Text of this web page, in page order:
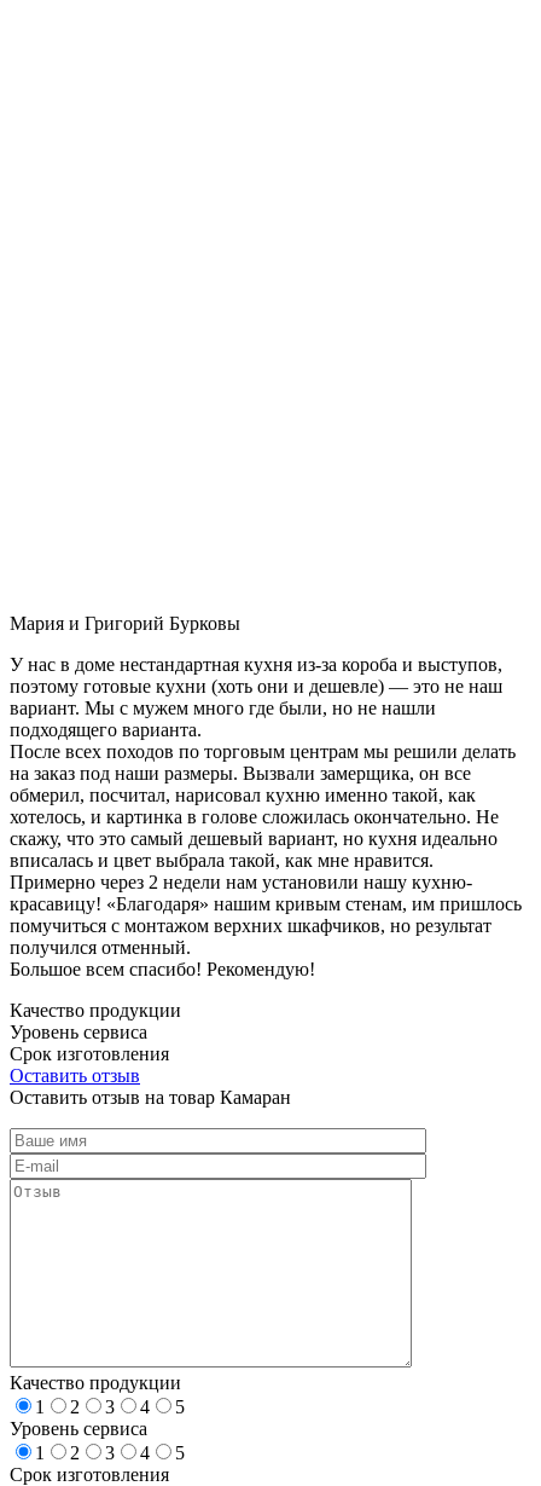
Мария и Григорий Бурковы
У нас в доме нестандартная кухня из-за короба и выступов,
поэтому готовые кухни (хоть они и дешевле) — это не наш
вариант. Мы с мужем много где были, но не нашли
подходящего варианта.
После всех походов по торговым центрам мы решили делать
на заказ под наши размеры. Вызвали замерщика, он все
обмерил, посчитал, нарисовал кухню именно такой, как
хотелось, и картинка в голове сложилась окончательно. Не
скажу, что это самый дешевый вариант, но кухня идеально
вписалась и цвет выбрала такой, как мне нравится.
Примерно через 2 недели нам установили нашу кухню-
красавицу! «Благодаря» нашим кривым стенам, им пришлось
помучиться с монтажом верхних шкафчиков, но результат
получился отменный.
Большое всем спасибо! Рекомендую!
Качество продукции
Уровень сервиса
Срок изготовления
Оставить отзыв
Оставить отзыв на товар Камаран
Качество продукции
1
2 3 4
5
Уровень сервиса
1
2 3 4
5
Срок изготовления